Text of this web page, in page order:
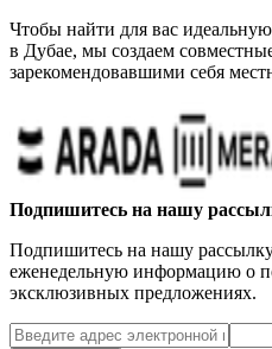
Чтобы найти для вас
в Дубае, мы создаем
зарекомендовавшими себя
Подпишитесь на нашу
Подпишитесь на нашу
еженедельную информацию о
эксклюзивных предложениях.